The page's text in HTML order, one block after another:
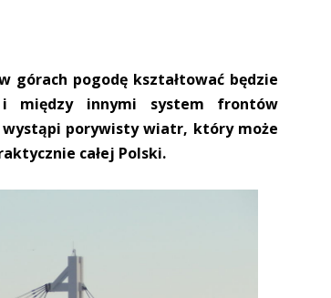
górach pogodę kształtować będzie
i między innymi system frontów
wystąpi porywisty wiatr, który może
całej Polski.